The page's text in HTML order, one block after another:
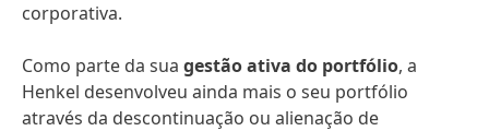
corporativa.
Como parte da sua gestão ativa do portfólio, a
Henkel desenvolveu ainda mais o seu portfólio
através da descontinuação ou alienação de